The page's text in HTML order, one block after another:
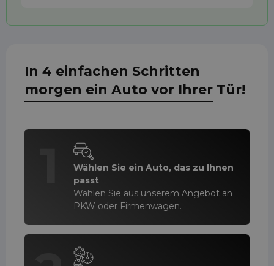
In 4 einfachen Schritten
morgen ein Auto vor Ihrer Tür!
Wählen Sie ein Auto, das zu Ihnen
passt
Wählen Sie aus unserem Angebot an
PKW oder Firmenwagen.